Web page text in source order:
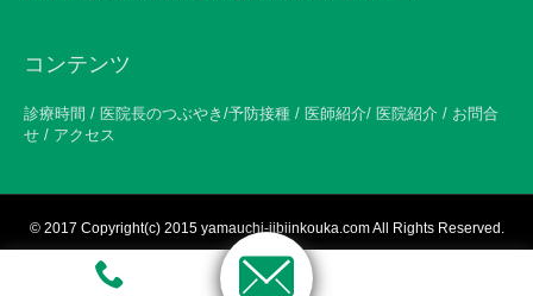
コンテンツ
診療時間 / 医院長のつぶやき/予防接種 / 医師紹介/ 医院紹介 / お問合
せ / アクセス
© 2017 Copyright(c) 2015 yamauchi-jibiinkouka.com All Rights Reserved.
ホームページ制作サービス「HPone」